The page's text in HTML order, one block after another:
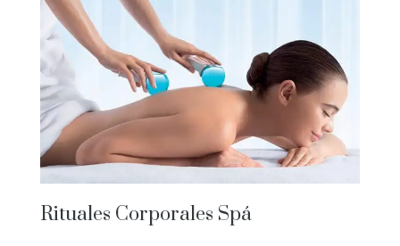
Rituales Corporales Spá